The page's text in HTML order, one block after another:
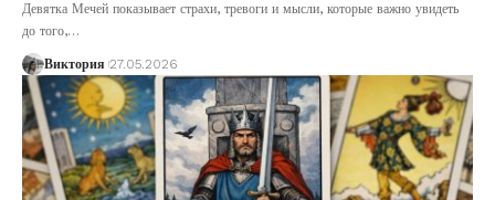
Девятка Мечей показывает страхи, тревоги и мысли, которые важно увидеть
до того,…
Виктория 27.05.2026